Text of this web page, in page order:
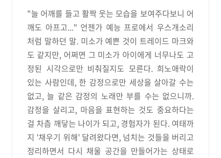
"늘 어깨를 들고 활짝 웃는 모습을 보여주다보니 어
깨도 아프고..." 언젠가 예능 프로에서 우스개소리
처럼 말하던 말. 미소가 예쁜 것이 트레이드 마크와
도 같지만, 어쩌면 그 미소가 아이에게 너무나도 고
정된 시각으로만 비춰질지도 모른다. 희노애락이
있는 사람인데, 한 감정으로만 세상을 살아갈 수는
없고, 늘 같은 감정의 노래만 부를 수는 없으니까.
감정을 살리고, 마음을 표현하는 것도 중요하다는
걸 차츰 깨닿는 나이가 되고, 경험자가 된다. 여태까
지 '채우기 위해' 달려왔다면, 넘치는 것들을 버리고
정리하면서 다시 채울 공간을 만들어가는 상태로